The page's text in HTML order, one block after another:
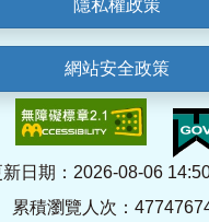
隱私權政策
網站安全政策
新日期：2026-08-06
累積瀏覽人次：